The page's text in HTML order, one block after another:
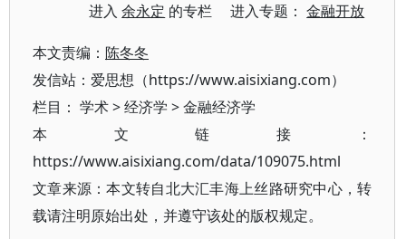
进入余永定 的专栏 进入专题：金融开放
本文责编： 陈冬冬
发信站：爱思想（https://www.aisixiang.com）
栏目： 学术>经济学 >金融经济学
本文链接：
https://www.aisixiang.com/data/109075.html
文章来源：本文转自北大汇丰海上丝路研究中心，转
载请注明原始出处，并遵守该处的版权规定。